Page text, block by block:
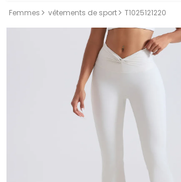
Femmes vêtements de sport T1025121220